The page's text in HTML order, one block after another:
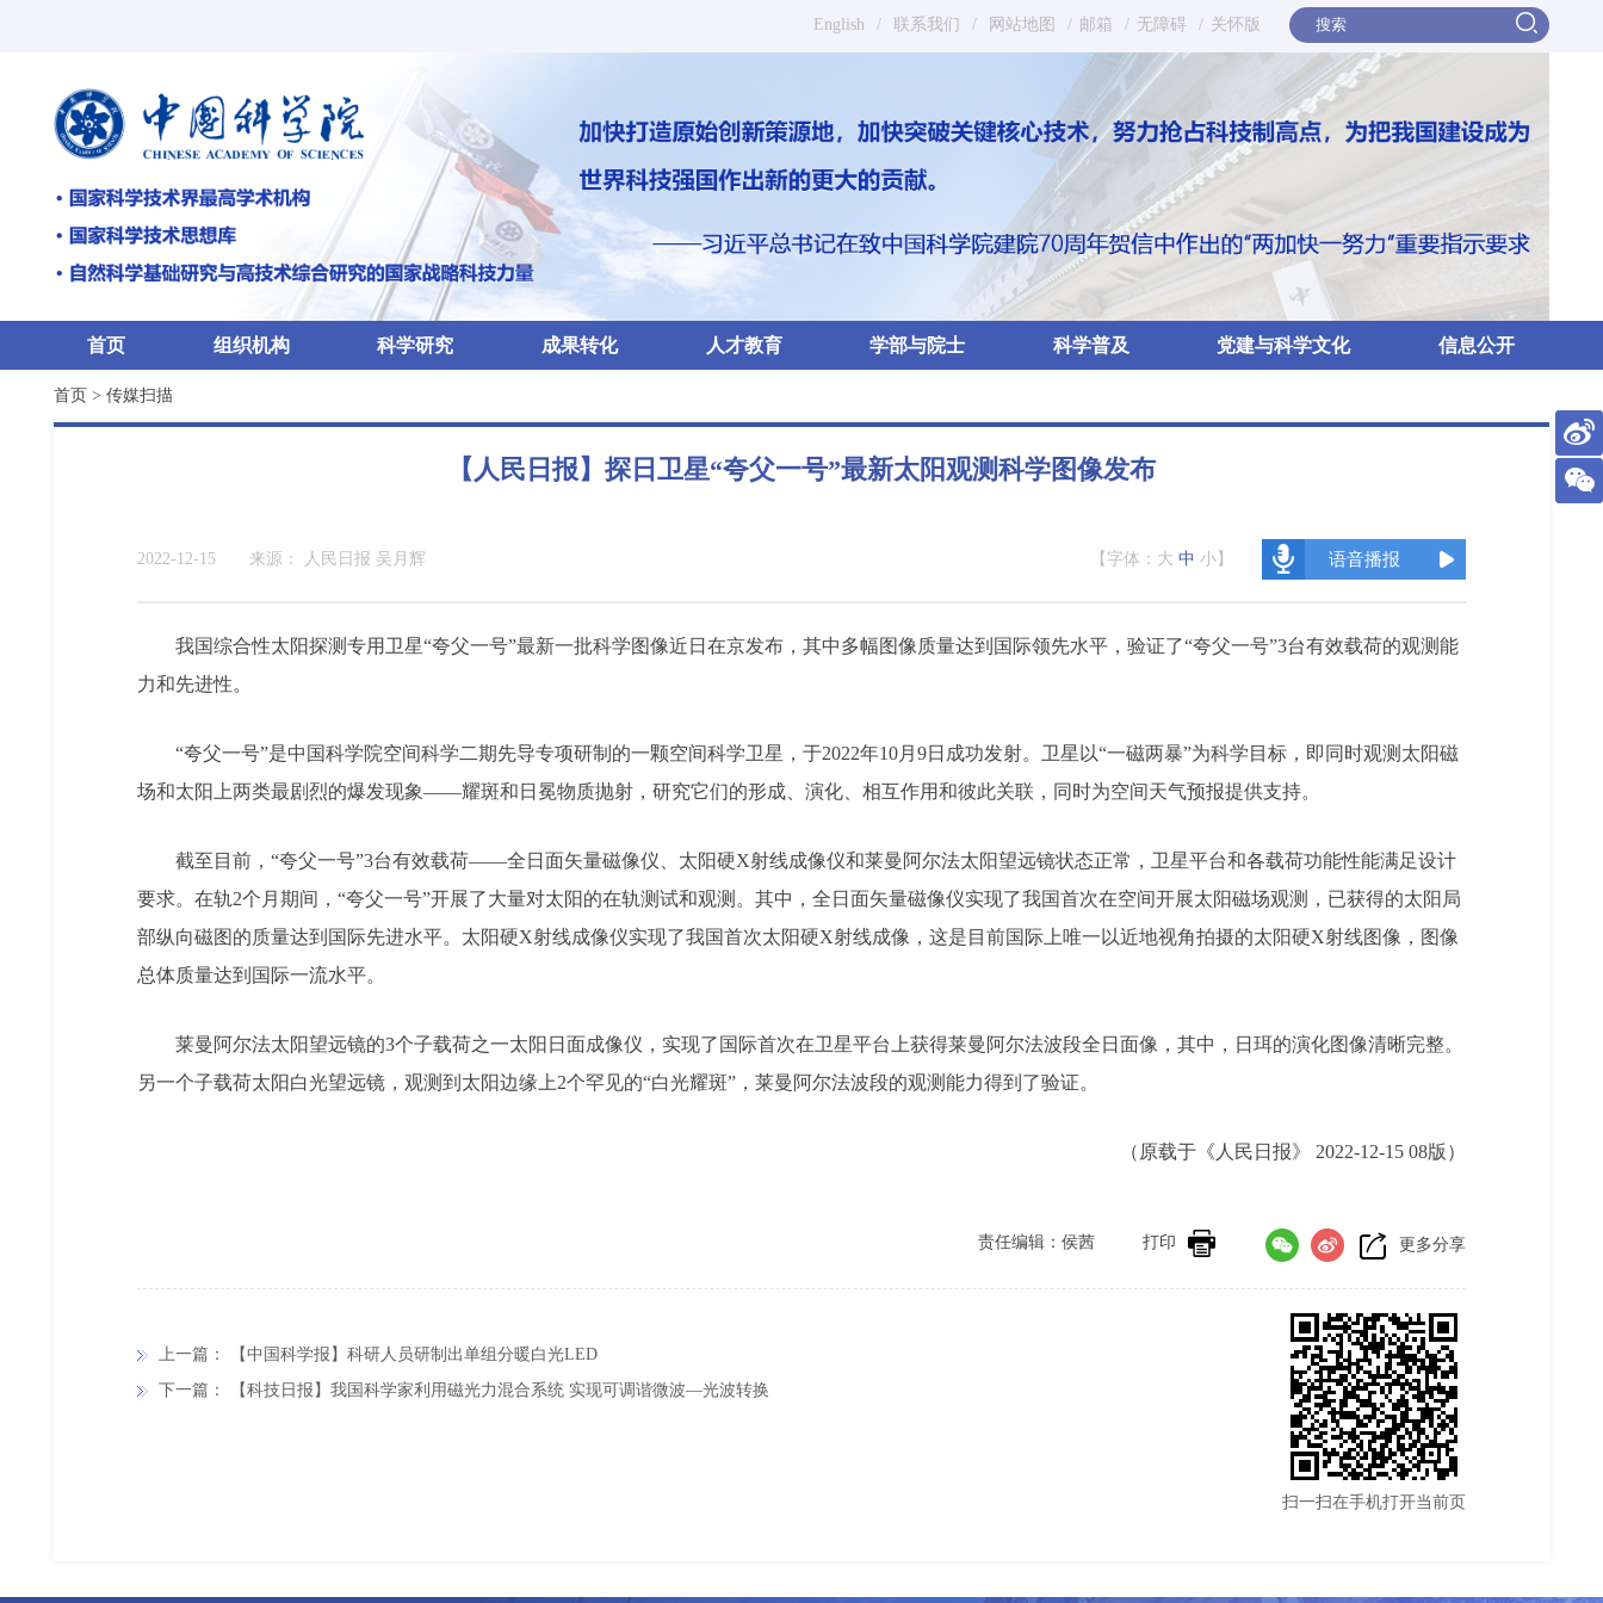
English / 联系我们 / 网站地图 / 邮箱 / 无障碍 / 关怀版
首页 组织机构 科学研究 成果转化 人才教育 学部与院士 科学普及 党建与科学文化 信息公开
首页 > 传媒扫描
【人民日报】探日卫星“夸父一号”最新太阳观测科学图像发布
2022-12-15 来源： 人民日报 吴月辉 【字体： 大 中 小 】 语音播报
我国综合性太阳探测专用卫星“夸父一号”最新一批科学图像近日在京发布，其中多幅图像质量达到国际领先水平，验证了“夸父一号”3台有效载荷的观测能
力和先进性。
“夸父一号”是中国科学院空间科学二期先导专项研制的一颗空间科学卫星，于2022年10月9日成功发射。卫星以“一磁两暴”为科学目标，即同时观测太阳磁
场和太阳上两类最剧烈的爆发现象——耀斑和日冕物质抛射，研究它们的形成、演化、相互作用和彼此关联，同时为空间天气预报提供支持。
截至目前，“夸父一号”3台有效载荷——全日面矢量磁像仪、太阳硬X射线成像仪和莱曼阿尔法太阳望远镜状态正常，卫星平台和各载荷功能性能满足设计
要求。在轨2个月期间，“夸父一号”开展了大量对太阳的在轨测试和观测。其中，全日面矢量磁像仪实现了我国首次在空间开展太阳磁场观测，已获得的太阳局
部纵向磁图的质量达到国际先进水平。太阳硬X射线成像仪实现了我国首次太阳硬X射线成像，这是目前国际上唯一以近地视角拍摄的太阳硬X射线图像，图像
总体质量达到国际一流水平。
莱曼阿尔法太阳望远镜的3个子载荷之一太阳日面成像仪，实现了国际首次在卫星平台上获得莱曼阿尔法波段全日面像，其中，日珥的演化图像清晰完整。
另一个子载荷太阳白光望远镜，观测到太阳边缘上2个罕见的“白光耀斑”，莱曼阿尔法波段的观测能力得到了验证。
（原载于《人民日报》 2022-12-15 08版）
更多分享
打印
责任编辑：侯茜
上一篇：
【中国科学报】科研人员研制出单组分暖白光LED
下一篇：
【科技日报】我国科学家利用磁光力混合系统 实现可调谐微波—光波转换
扫一扫在手机打开当前页